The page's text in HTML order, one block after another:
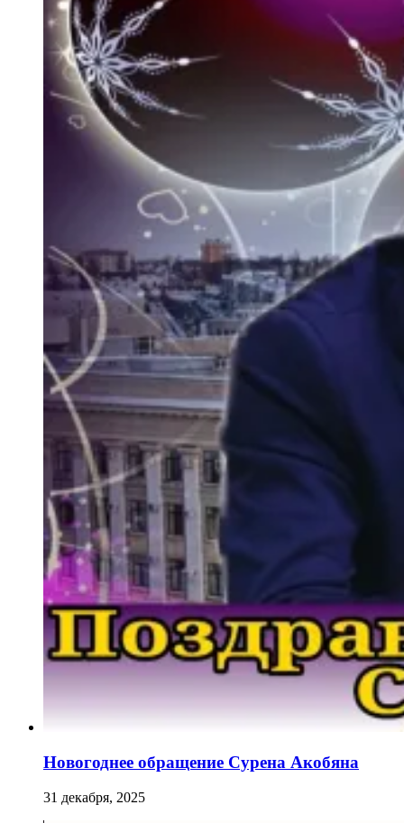
Новогоднее обращение Сурена Акобяна
31 декабря, 2025